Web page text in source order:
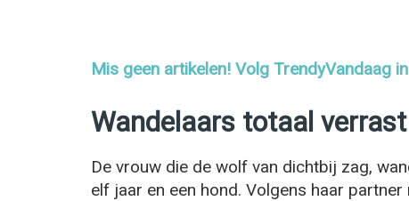
Mis geen artikelen! Volg TrendyVandaag
Wandelaars totaal
De vrouw die de wolf van dichtbij zag,
elf jaar en een hond. Volgens haar